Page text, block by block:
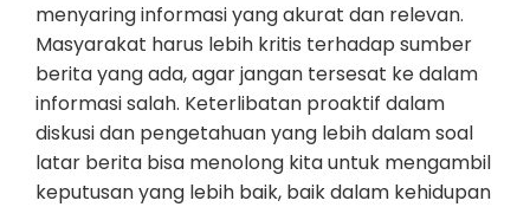
menyaring informasi yang akurat dan relevan.
Masyarakat harus lebih kritis terhadap sumber
berita yang ada, agar jangan tersesat ke dalam
informasi salah. Keterlibatan proaktif dalam
diskusi dan pengetahuan yang lebih dalam soal
latar berita bisa menolong kita untuk mengambil
keputusan yang lebih baik, baik dalam kehidupan